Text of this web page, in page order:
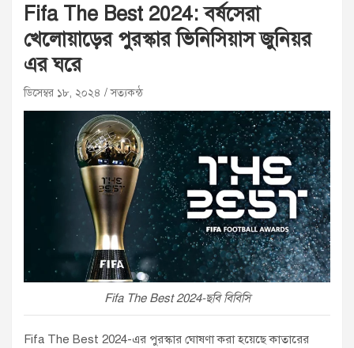
Fifa The Best 2024: বর্ষসেরা
খেলোয়াড়ের পুরস্কার ভিনিসিয়াস জুনিয়র
এর ঘরে
ডিসেম্বর ১৮, ২০২৪ সত্যকন্ঠ
Fifa The Best 2024-ছবি বিবিসি
Fifa The Best 2024-এর পুরস্কার ঘোষণা করা হয়েছে কাতারের